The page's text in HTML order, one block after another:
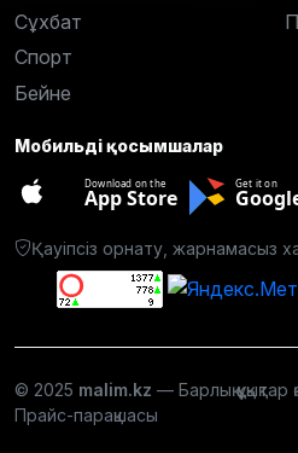
Сұхбат
Спорт
Бейне
Мобильді қосымшалар
Download on the
App Store
Get it on
Қауіпсіз орнату, жарнамасыз
© 2025 malim.kz — Барлық құқықтар
Прайс-парақшасы